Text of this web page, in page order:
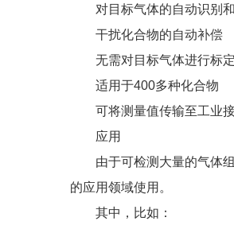
对目标气体的自动识别
干扰化合物的自动补偿
无需对目标气体进行标定
适用于400多种化合物
可将测量值传输至工业
应用
由于可检测大量的气体组
的应用领域使用。
其中，比如：